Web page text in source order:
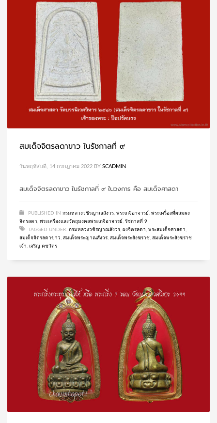
สมเด็จจิตรลดาขาว ในรัชกาลที่ ๙
วันพฤหัสบดี, 14 กรกฎาคม 2022 BY SCADMIN
สมเด็จจิตรลดาขาว ในรัชกาลที่ ๙ ในวงการ คือ สมเด็จศาสดา
PUBLISHED IN กรมหลวงวชิรญาณสังวร พระเกจิอาจารย์ พระเครื่องที่ผสมผง
จิตรลดา พระเครื่องและวัตถุมงคลพระเกจิอาจารย์ รัชกาลที่ 9
TAGGED UNDER: กรมหลวงวชิรญาณสังวร ผงจิตรลดา พระสมเด็จศาสดา
สมเด็จจิตรลดาขาว สมเด็จพระญาณสังวร สมเด็จพระสังฆราช สมเด็จพระสังฆราช
เจ้า เจริญ คชวัตร